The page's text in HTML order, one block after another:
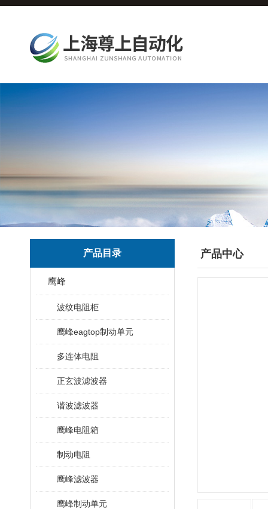
产品目录
鹰峰
波纹电阻柜
鹰峰eagtop制动单元
多连体电阻
正玄波滤波器
谐波滤波器
鹰峰电阻箱
制动电阻
鹰峰滤波器
鹰峰制动单元
产品中心